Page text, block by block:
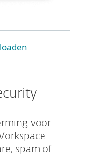
voor
spam of